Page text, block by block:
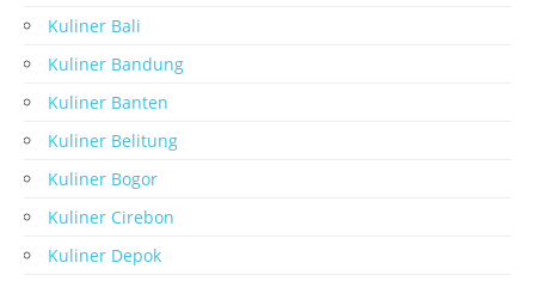
Kuliner Bali
Kuliner Bandung
Kuliner Banten
Kuliner Belitung
Kuliner Bogor
Kuliner Cirebon
Kuliner Depok